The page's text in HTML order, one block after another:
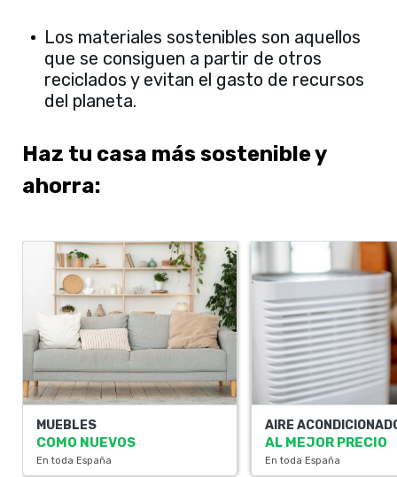
Los materiales sostenibles son aquellos
que se consiguen a partir de otros
reciclados y evitan el gasto de recursos
del planeta.
Haz tu casa más sostenible y
ahorra:
MUEBLES
COMO NUEVOS
En toda España
AIRE
AL MEJOR PRECIO
En toda España